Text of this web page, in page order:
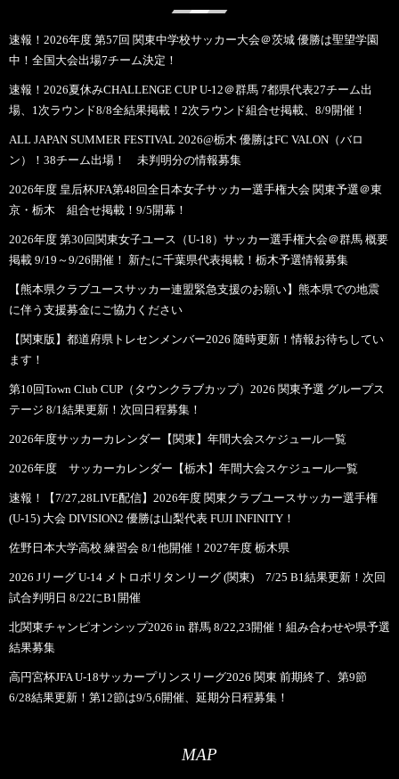
速報！2026年度 第57回 関東中学校サッカー大会＠茨城 優勝は聖望学園
中！全国大会出場7チーム決定！
速報！2026夏休みCHALLENGE CUP U-12＠群馬 7都県代表27チーム出
場、1次ラウンド8/8全結果掲載！2次ラウンド組合せ掲載、8/9開催！
ALL JAPAN SUMMER FESTIVAL 2026@栃木 優勝はFC VALON（バロ
ン）！38チーム出場！ 未判明分の情報募集
2026年度 皇后杯JFA第48回全日本女子サッカー選手権大会 関東予選＠東
京・栃木 組合せ掲載！9/5開幕！
2026年度 第30回関東女子ユース（U-18）サッカー選手権大会＠群馬 概要
掲載 9/19～9/26開催！ 新たに千葉県代表掲載！栃木予選情報募集
【熊本県クラブユースサッカー連盟緊急支援のお願い】熊本県での地震
に伴う支援募金にご協力ください
【関東版】都道府県トレセンメンバー2026 随時更新！情報お待ちしてい
ます！
第10回Town Club CUP（タウンクラブカップ）2026 関東予選 グループス
テージ 8/1結果更新！次回日程募集！
2026年度サッカーカレンダー【関東】年間大会スケジュール一覧
2026年度 サッカーカレンダー【栃木】年間大会スケジュール一覧
速報！【7/27,28LIVE配信】2026年度 関東クラブユースサッカー選手権
(U-15) 大会 DIVISION2 優勝は山梨代表 FUJI INFINITY！
佐野日本大学高校 練習会 8/1他開催！2027年度 栃木県
2026 Jリーグ U-14 メトロポリタンリーグ (関東) 7/25 B1結果更新！次回
試合判明日 8/22にB1開催
北関東チャンピオンシップ2026 in 群馬 8/22,23開催！組み合わせや県予選
結果募集
高円宮杯JFA U-18サッカープリンスリーグ2026 関東 前期終了、第9節
6/28結果更新！第12節は9/5,6開催、延期分日程募集！
MAP